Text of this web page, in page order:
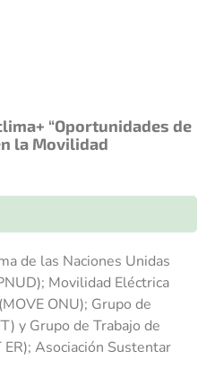
“Oportunidades de
la Movilidad
de las Naciones Unidas
Movilidad Eléctrica
ONU); Grupo de
y Grupo de Trabajo de
ER); Asociación Sustentar